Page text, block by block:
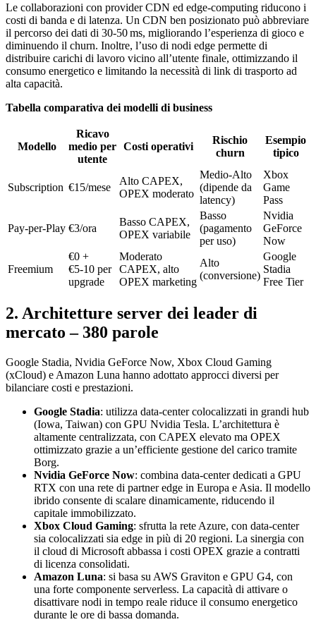
Le collaborazioni con provider CDN ed edge‑computing riducono i
costi di banda e di latenza. Un CDN ben posizionato può abbreviare
il percorso dei dati di 30‑50 ms, migliorando l’esperienza di gioco e
diminuendo il churn. Inoltre, l’uso di nodi edge permette di
distribuire carichi di lavoro vicino all’utente finale, ottimizzando il
consumo energetico e limitando la necessità di link di trasporto ad
alta capacità.
Tabella comparativa dei modelli di business
Modello
Ricavo
medio per
utente
Costi operativi
Rischio
churn
Esempio
tipico
Subscription €15/mese
Alto CAPEX,
OPEX moderato
Medio‑Alto
(dipende da
latency)
Xbox
Game
Pass
Pay‑per‑Play €3/ora
Basso CAPEX,
OPEX variabile
Basso
(pagamento
per uso)
Nvidia
GeForce
Now
Freemium
€0 +
€5‑10 per
upgrade
Moderato
CAPEX, alto
OPEX marketing
Alto
(conversione)
Google
Stadia
Free Tier
2. Architetture server dei leader di
mercato – 380 parole
Google Stadia, Nvidia GeForce Now, Xbox Cloud Gaming
(xCloud) e Amazon Luna hanno adottato approcci diversi per
bilanciare costi e prestazioni.
Google Stadia: utilizza data‑center colocalizzati in grandi hub
(Iowa, Taiwan) con GPU Nvidia Tesla. L’architettura è
altamente centralizzata, con CAPEX elevato ma OPEX
ottimizzato grazie a un’efficiente gestione del carico tramite
Borg.
Nvidia GeForce Now: combina data‑center dedicati a GPU
RTX con una rete di partner edge in Europa e Asia. Il modello
ibrido consente di scalare dinamicamente, riducendo il
capitale immobilizzato.
Xbox Cloud Gaming: sfrutta la rete Azure, con data‑center
sia colocalizzati sia edge in più di 20 regioni. La sinergia con
il cloud di Microsoft abbassa i costi OPEX grazie a contratti
di licenza consolidati.
Amazon Luna: si basa su AWS Graviton e GPU G4, con
una forte componente serverless. La capacità di attivare o
disattivare nodi in tempo reale riduce il consumo energetico
durante le ore di bassa domanda.